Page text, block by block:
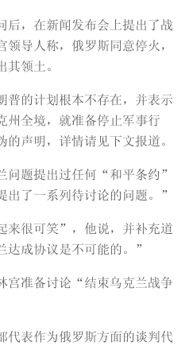
后，在新闻发布会上提出了战
导人称，俄罗斯同意停火，
其领土。
普的计划根本不存在，并表示
州全境，就准备停止军事行
声明，详情请见下文报道。
问题提出过任何“和平条约”
了一系列待讨论的问题。”
来很可笑”，他说，并补充道
达成协议是不可能的。”
宫准备讨论“结束乌克兰战争
代表作为俄罗斯方面的谈判代